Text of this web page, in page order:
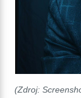
(Zdroj: